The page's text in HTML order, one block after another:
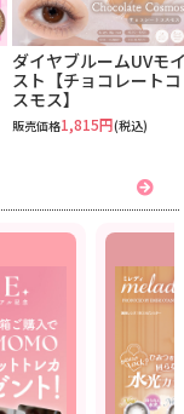
ダイヤブルームUVモ
スト【チョコレートコ
スモス】
販売価格1,815円(税込)